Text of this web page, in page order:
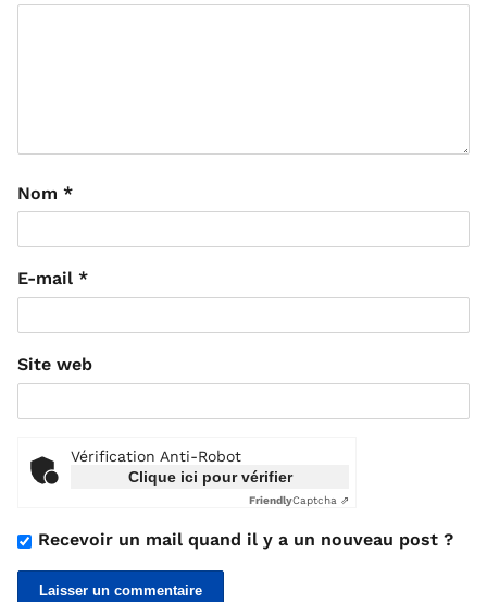
Nom *
E-mail *
Site web
Vérification Anti-Robot
Clique ici pour vérifier
FriendlyCaptcha ⇗
Recevoir un mail quand il y a un nouveau post ?